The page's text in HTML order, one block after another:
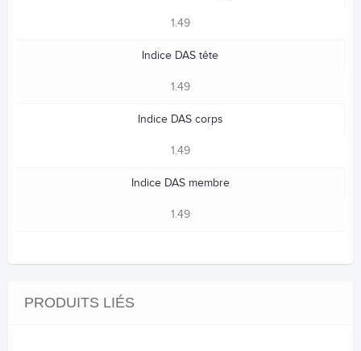
1.49
Indice DAS tête
1.49
Indice DAS corps
1.49
Indice DAS membre
1.49
PRODUITS LIÉS